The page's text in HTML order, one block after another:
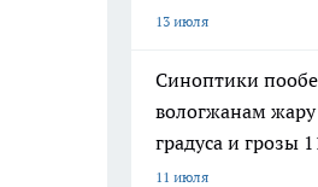
13 июля
Синоптики
вологжанам жару
градуса и грозы
11 июля